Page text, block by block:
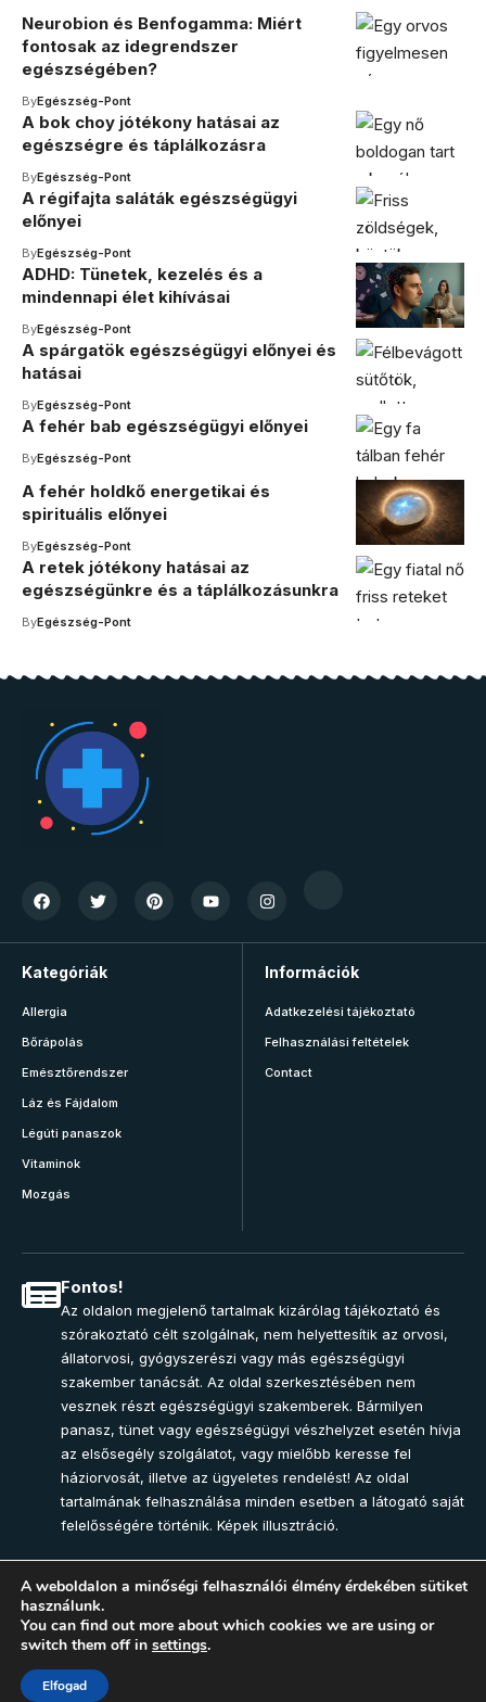
Neurobion és Benfogamma: Miért
fontosak az idegrendszer
egészségében?
ByEgészség-Pont
A bok choy jótékony hatásai az
egészségre és táplálkozásra
ByEgészség-Pont
A régifajta saláták egészségügyi
előnyei
ByEgészség-Pont
ADHD: Tünetek, kezelés és a
mindennapi élet kihívásai
ByEgészség-Pont
A spárgatök egészségügyi előnyei és
hatásai
ByEgészség-Pont
A fehér bab egészségügyi előnyei
ByEgészség-Pont
A fehér holdkő energetikai és
spirituális előnyei
ByEgészség-Pont
A retek jótékony hatásai az
egészségünkre és a táplálkozásunkra
ByEgészség-Pont
Kategóriák
Allergia
Bőrápolás
Emésztőrendszer
Láz és Fájdalom
Légúti panaszok
Vitaminok
Mozgás
Információk
Adatkezelési tájékoztató
Felhasználási feltételek
Contact
Fontos!
Az oldalon megjelenő tartalmak kizárólag tájékoztató és
szórakoztató célt szolgálnak, nem helyettesítik az orvosi,
állatorvosi, gyógyszerészi vagy más egészségügyi
szakember tanácsát. Az oldal szerkesztésében nem
vesznek részt egészségügyi szakemberek. Bármilyen
panasz, tünet vagy egészségügyi vészhelyzet esetén hívja
az elsősegély szolgálatot, vagy mielőbb keresse fel
háziorvosát, illetve az ügyeletes rendelést! Az oldal
tartalmának felhasználása minden esetben a látogató saját
felelősségére történik. Képek illusztráció.
Join Community
2025 – Egészség-Pont Magazin. Minden jog fenntartva.
A weboldalon a minőségi felhasználói élmény érdekében sütiket
használunk.
You can find out more about which cookies we are using or
switch them off in settings.
Elfogad